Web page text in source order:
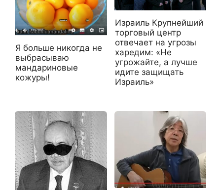
Я больше никогда не
выбрасываю
мандариновые
кожуры!
Израиль Крупнейший
торговый центр
отвечает на угрозы
харедим: «Не
угрожайте, а лучше
идите защищать
Израиль»